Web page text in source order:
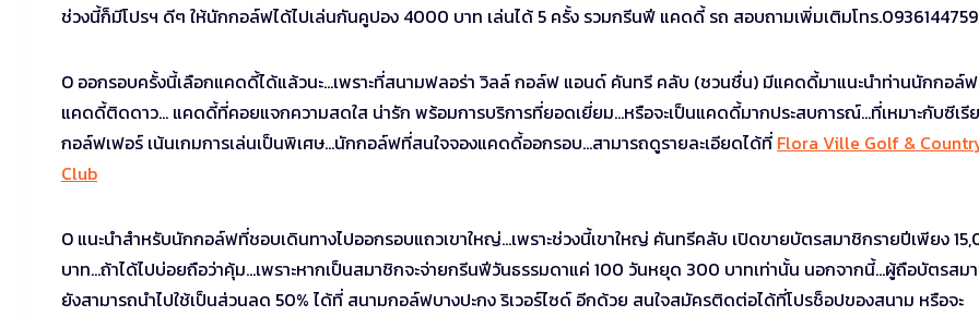
ช่วงนี้ก็มีโปรฯ ดีๆ ให้นักกอล์ฟได้ไปเล่นกันคูปอง 4000 บาท เล่นได้ 5 ครั้ง รวมกรีนฟี แคดดี้ รถ สอบถามเพิ่มเติมโทร
O ออกรอบครั้งนี้เลือกแคดดี้ได้แล้วนะ…เพราะที่สนามฟลอร่า วิลล์ กอล์ฟ แอนด์ คันทรี คลับ (ชวนชื่น) มีแคดดี้มาแนะนำท่านนักกอล์
แคดดี้ติดดาว… แคดดี้ที่คอยแจกความสดใส น่ารัก พร้อมการบริการที่ยอดเยี่ยม…หรือจะเป็นแคดดี้มากประสบการณ์…ที่เหมาะกับซีเรี
กอล์ฟเฟอร์ เน้นเกมการเล่นเป็นพิเศษ…นักกอล์ฟที่สนใจจองแคดดี้ออกรอบ…สามารถดูรายละเอียดได้ที่ Flora Ville Golf &
Club
O แนะนำสำหรับนักกอล์ฟที่ชอบเดินทางไปออกรอบแถวเขาใหญ่…เพราะช่วงนี้เขาใหญ่ คันทรีคลับ เปิดขายบัตรสมาชิกรายปีเพียง
บาท…ถ้าได้ไปบ่อยถือว่าคุ้ม…เพราะหากเป็นสมาชิกจะจ่ายกรีนฟีวันธรรมดาแค่ 100 วันหยุด 300 บาทเท่านั้น นอกจากนี้…ผู้ถือบัตรสม
ยังสามารถนำไปใช้เป็นส่วนลด 50% ได้ที่ สนามกอล์ฟบางปะกง ริเวอร์ไซด์ อีกด้วย สนใจสมัครติดต่อได้ที่โปรช็อปของสนาม หรือจะ